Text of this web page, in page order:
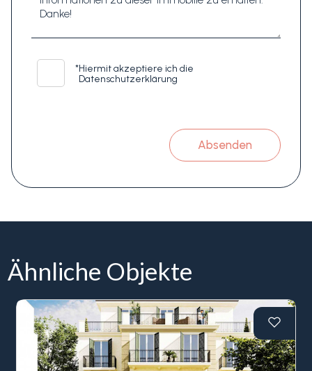
*Hiermit akzeptiere ich die
Datenschutzerklärung
Absenden
Ähnliche Objekte